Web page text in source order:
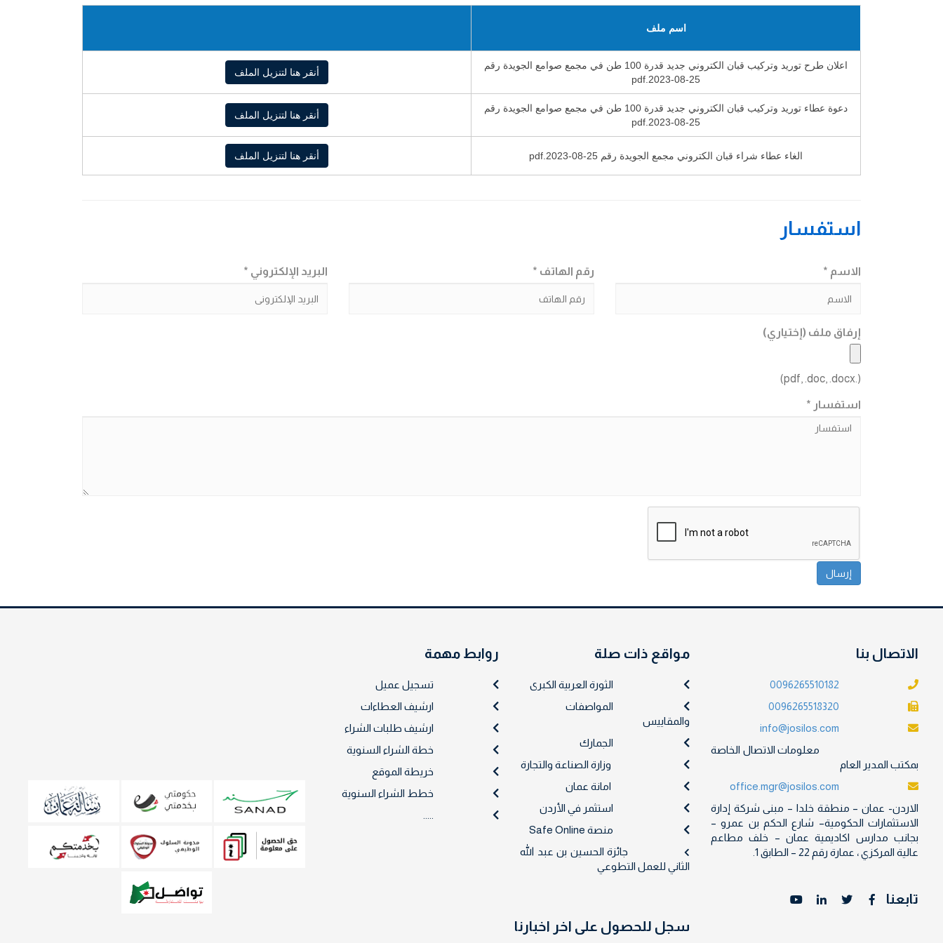
اسم ملف
اعلان طرح توريد وتركيب قبان الكتروني جديد قدرة 100 طن في مجمع صوامع الجويدة رقم
25-08-2023.pdf
أنقر هنا لتنزيل الملف
دعوة عطاء توريد وتركيب قبان الكتروني جديد قدرة 100 طن في مجمع صوامع الجويدة رقم
25-08-2023.pdf
أنقر هنا لتنزيل الملف
الغاء عطاء شراء قبان الكتروني مجمع الجويدة رقم 25-08-2023.pdf أنقر هنا لتنزيل الملف
استفسار
الاسم * رقم الهاتف * البريد الإلكتروني *
إرفاق ملف (إختياري)
(.pdf, .doc, .docx)
استفسار *
الاتصال بنا
0096265510182
0096265518320
info@josilos.com
معلومات الاتصال الخاصة
بمكتب المدير العام
office.mgr@josilos.com
الاردن- عمان – منطقة خلدا – مبنى شركة إدارة
الاستثمارات الحكومية– شارع الحكم بن عمرو –
بجانب مدارس اكاديمية عمان – خلف مطاعم
عالية المركزي ، عمارة رقم 22 – الطابق 1.
تابعنا
مواقع ذات صلة
الثورة العربية الكبرى
المواصفات
والمقاييس
الجمارك
وزارة الصناعة والتجارة
امانة عمان
استثمر في الأردن
منصة Safe Online
جائزة الحسين بن عبد الله
الثاني للعمل التطوعي
روابط مهمة
تسجيل عميل
ارشيف العطاءات
ارشيف طلبات الشراء
خطة الشراء السنوية
خريطة الموقع
خطط الشراء السنوية
سجل للحصول على اخر اخبارنا